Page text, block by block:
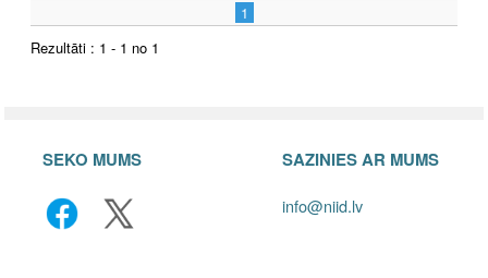
1
Rezultāti : 1 - 1 no 1
SEKO MUMS SAZINIES AR MUMS
info@niid.lv